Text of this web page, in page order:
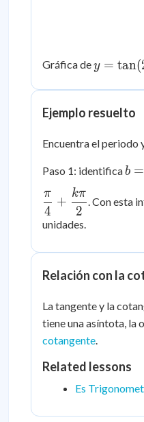
Gráfica dey =
\tan(2x)
y = tan(
Ejemplo resuelto
Encuentra el periodo
Paso 1: identifica b
2
b =
4
π
+
2
kπ
. Con esta
unidades.
Relación con la
La tangente y la
tiene una asíntota, la
cotangente
Related lessons
Es